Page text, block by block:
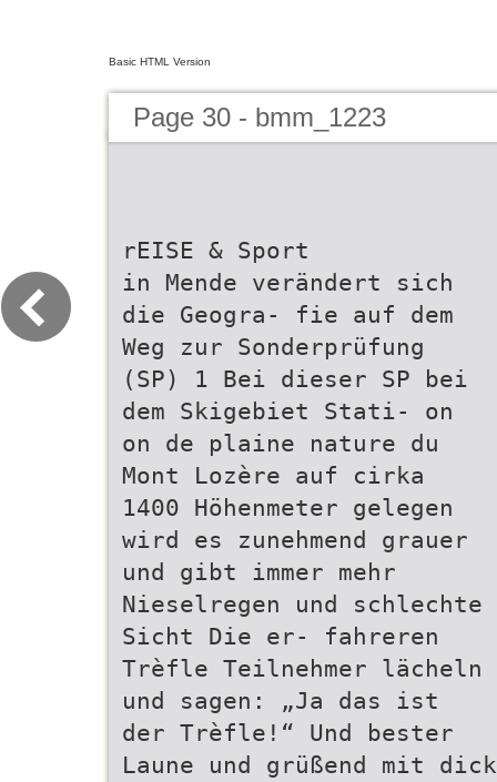
Basic HTML Version
Page 30 - bmm_1223
rEISE & Sport
in Mende verändert sich
die Geogra- fie auf dem
Weg zur Sonderprüfung
(SP) 1 Bei dieser SP bei
dem Skigebiet Stati- on
on de plaine nature du
Mont Lozère auf cirka
1400 Höhenmeter gelegen
wird es zunehmend grauer
und gibt immer mehr
Nieselregen und schlechte
Sicht Die er- fahreren
Trèfle Teilnehmer lächeln
und sagen: „Ja das ist
der Trèfle!“ Und bester
Laune und grüßend mit